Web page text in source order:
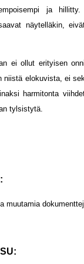
ja
näytelläkin,
ei ollut erityisen
niistä elokuvista, ei
harmitonta
tylsistytä.
muutamia